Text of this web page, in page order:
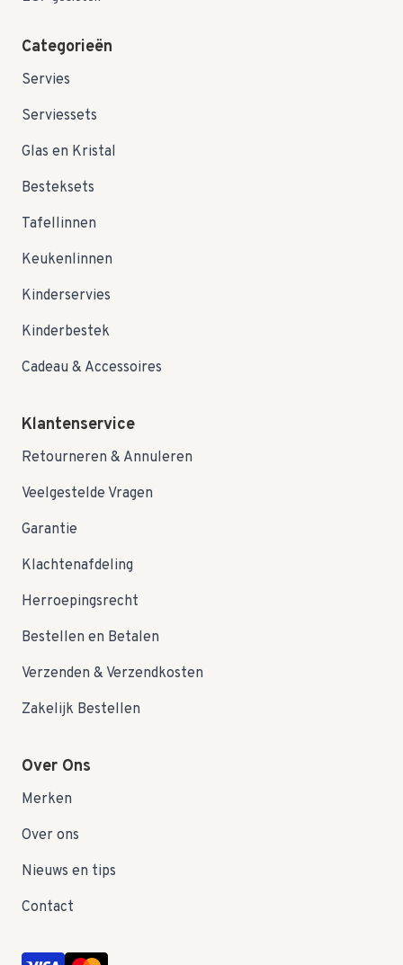
Categorieën
Servies
Serviessets
Glas en Kristal
Besteksets
Tafellinnen
Keukenlinnen
Kinderservies
Kinderbestek
Cadeau & Accessoires
Klantenservice
Retourneren & Annuleren
Veelgestelde Vragen
Garantie
Klachtenafdeling
Herroepingsrecht
Bestellen en Betalen
Verzenden & Verzendkosten
Zakelijk Bestellen
Over Ons
Merken
Over ons
Nieuws en tips
Contact